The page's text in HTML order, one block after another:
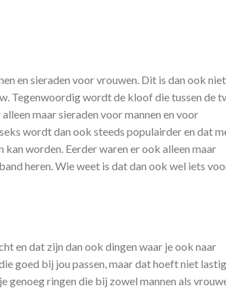
en sieraden voor vrouwen. Dit is dan ook
Tegenwoordig wordt de kloof die tussen de
maar sieraden voor mannen en voor
wordt dan ook steeds populairder en dat
worden. Eerder waren er ook alleen maar
heren. Wie weet is dat dan ook wel iets
en dat zijn dan ook dingen waar je ook naar
goed bij jou passen, maar dat hoeft niet
genoeg ringen die bij zowel mannen als